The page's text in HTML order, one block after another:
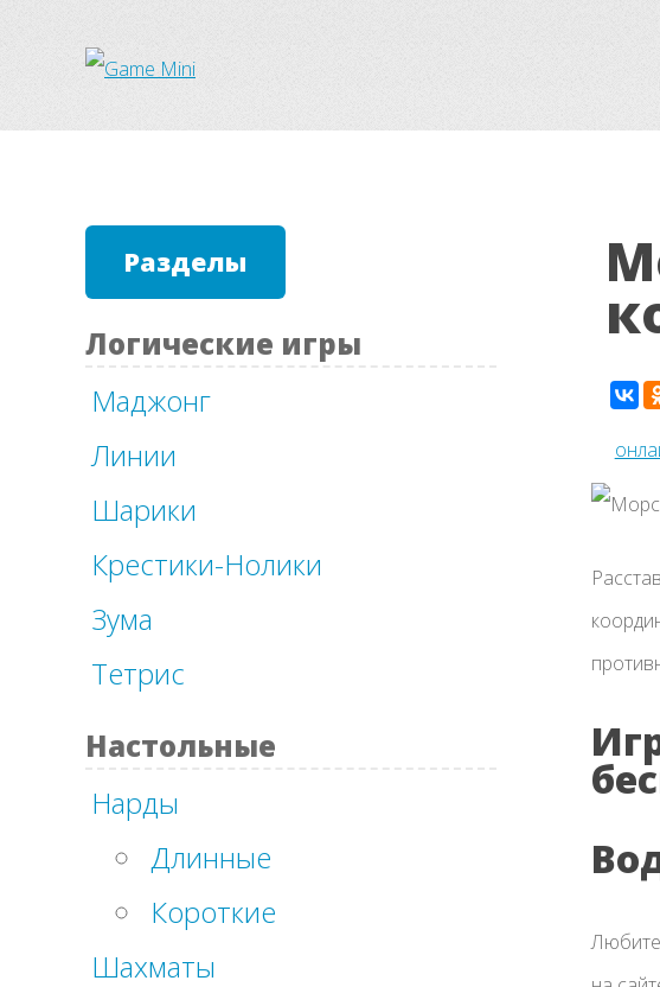
Разделы
Логические игры
Маджонг
Линии
Шарики
Крестики-Нолики
Зума
Тетрис
Настольные
Нарды
Длинные
Короткие
Шахматы
Любите